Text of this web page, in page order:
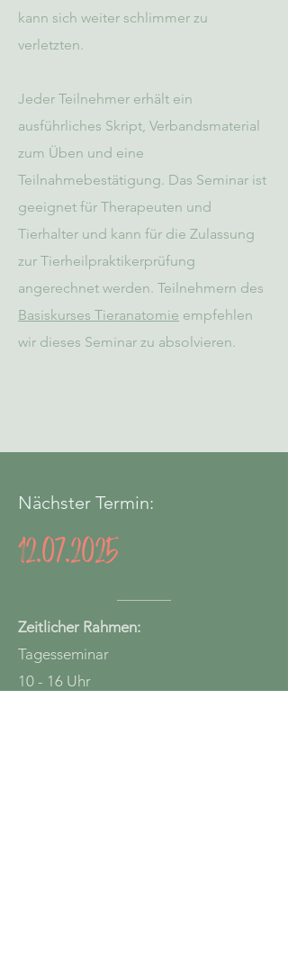
kann sich weiter schlimmer zu
verletzten.
Jeder Teilnehmer erhält ein
ausführliches Skript, Verbandsmaterial
zum Üben und eine
Teilnahmebestätigung. Das Seminar ist
geeignet für Therapeuten und
Tierhalter und kann für die Zulassung
zur Tierheilpraktikerprüfung
angerechnet werden. Teilnehmern des
Basiskurses Tieranatomie empfehlen
wir dieses Seminar zu absolvieren.
Nächster Termin:
12.07.2025
Zeitlicher Rahmen:
Tagesseminar
10 - 16 Uhr